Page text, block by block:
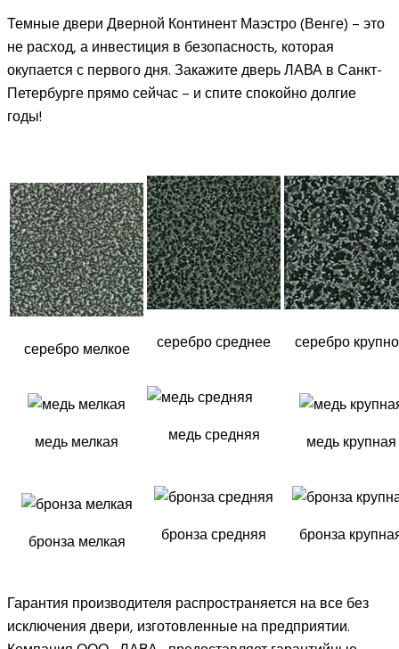
Темные двери Дверной Континент Маэстро (Венге) – это
не расход, а инвестиция в безопасность, которая
окупается с первого дня. Закажите дверь ЛАВА в Санкт-
Петербурге прямо сейчас – и спите спокойно долгие
годы!
серебро мелкое серебро среднее серебро
медь мелкая медь средняя медь крупная
бронза мелкая бронза средняя бронза
Гарантия производителя распространяется на все без
исключения двери, изготовленные на предприятии.